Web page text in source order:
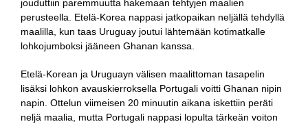
jouduttiin paremmuutta hakemaan tehtyjen maalien
perusteella. Etelä-Korea nappasi jatkopaikan neljällä tehdyllä
maalilla, kun taas Uruguay joutui lähtemään kotimatkalle
lohkojumboksi jääneen Ghanan kanssa.
Etelä-Korean ja Uruguayn välisen maalittoman tasapelin
lisäksi lohkon avauskierroksella Portugali voitti Ghanan nipin
napin. Ottelun viimeisen 20 minuutin aikana iskettiin peräti
neljä maalia, mutta Portugali nappasi lopulta tärkeän voiton